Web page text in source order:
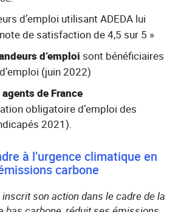
d’emploi utilisant ADEDA lui
de satisfaction de 4,5 sur 5 »
d’emploi sont bénéficiaires
(juin 2022)
de France
obligatoire d’emploi des
2021).
à l’urgence climatique en
carbone
son action dans le cadre de la